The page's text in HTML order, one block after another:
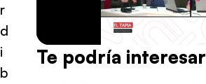
r
d
i
b
Te podría interesar